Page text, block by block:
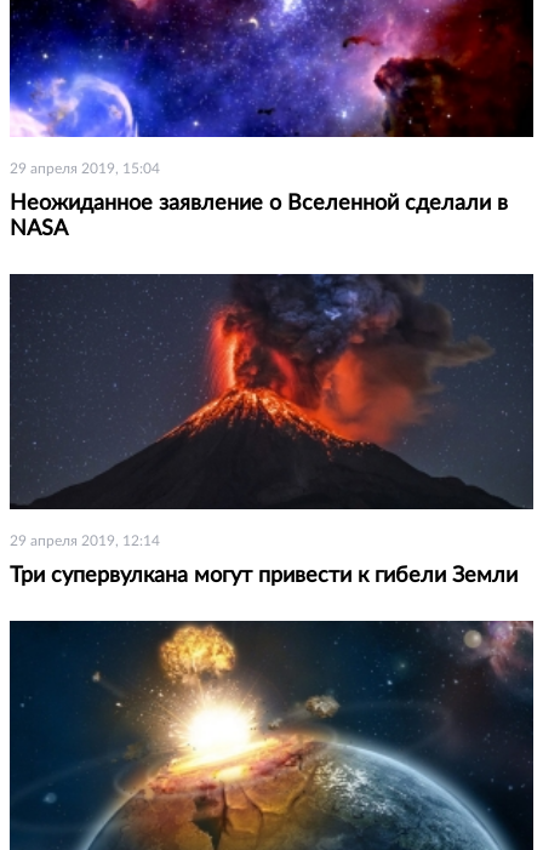
29 апреля 2019, 15:04
Неожиданное заявление о Вселенной сделали в
NASA
29 апреля 2019, 12:14
Три супервулкана могут привести к гибели Земли